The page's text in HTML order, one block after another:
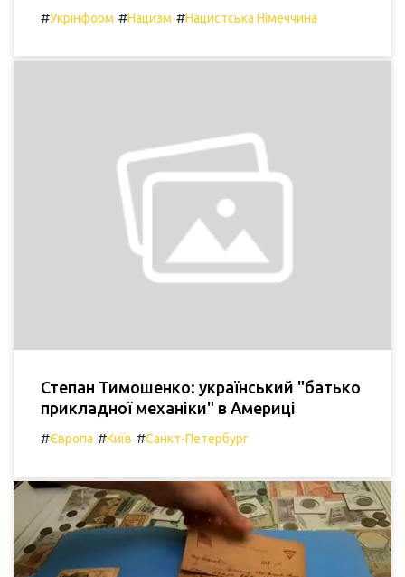
#Укрінформ #Нацизм #Нацистська Німеччина
Степан Тимошенко: український "батько
прикладної механіки" в Америці
#Європа #Київ #Санкт-Петербург